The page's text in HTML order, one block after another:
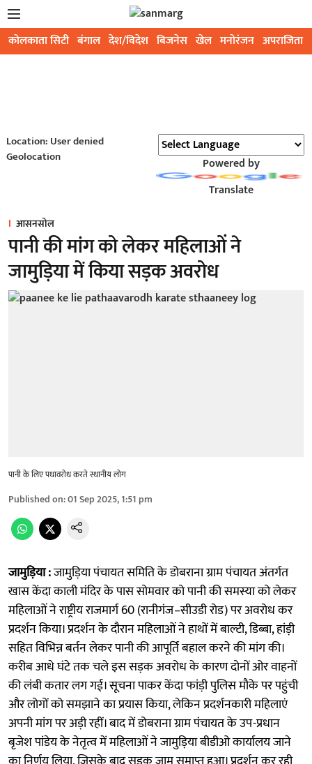
कोलकाता सिटी बंगाल देश/विदेश बिजनेस खेल मनोरंजन अपराजिता
Location: User denied
Geolocation
Powered by
Translate
आसनसोल
पानी की मांग को लेकर महिलाओं ने
जामुड़िया में किया सड़क अवरोध
पानी के लिए पथावरोध करते स्थानीय लोग
Published on:01 Sep 2025, 1:51 pm
जामुड़िया :जामुड़िया पंचायत समिति के डोबराना ग्राम पंचायत अंतर्गत
खास केंदा काली मंदिर के पास सोमवार को पानी की समस्या को लेकर
महिलाओं ने राष्ट्रीय राजमार्ग 60 (रानीगंज–सीउडी रोड) पर अवरोध कर
प्रदर्शन किया। प्रदर्शन के दौरान महिलाओं ने हाथों में बाल्टी, डिब्बा, हांड़ी
सहित विभिन्न बर्तन लेकर पानी की आपूर्ति बहाल करने की मांग की।
करीब आधे घंटे तक चले इस सड़क अवरोध के कारण दोनों ओर वाहनों
की लंबी कतार लग गई। सूचना पाकर केंदा फांड़ी पुलिस मौके पर पहुंची
और लोगों को समझाने का प्रयास किया, लेकिन प्रदर्शनकारी महिलाएं
अपनी मांग पर अड़ी रहीं। बाद में डोबराना ग्राम पंचायत के उप-प्रधान
बृजेश पांडेय के नेतृत्व में महिलाओं ने जामुड़िया बीडीओ कार्यालय जाने